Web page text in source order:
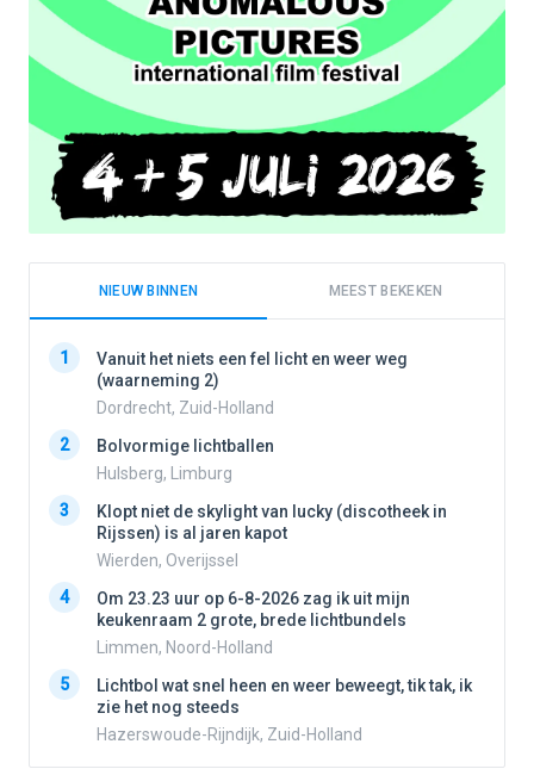
NIEUW BINNEN MEEST BEKEKEN
1
Vanuit het niets een fel licht en weer weg
(waarneming 2)
Dordrecht, Zuid-Holland
2
Bolvormige lichtballen
Hulsberg, Limburg
3
Klopt niet de skylight van lucky (discotheek in
Rijssen) is al jaren kapot
Wierden, Overijssel
4
Om 23.23 uur op 6-8-2026 zag ik uit mijn
keukenraam 2 grote, brede lichtbundels
Limmen, Noord-Holland
5
Lichtbol wat snel heen en weer beweegt, tik tak, ik
zie het nog steeds
Hazerswoude-Rijndijk, Zuid-Holland